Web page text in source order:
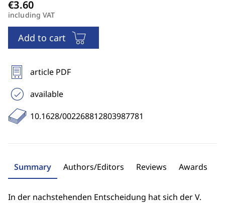
including VAT
Add to cart
article PDF
available
10.1628/002268812803987781
Summary Authors/Editors Reviews Awards
In der nachstehenden Entscheidung hat sich der V.